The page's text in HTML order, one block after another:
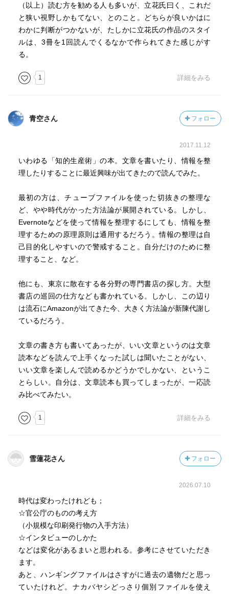
新しい仕事に取りかかる前に、心ゆくまで存分に準備でき
たということは一度もない。
いつも準備不足に心を残したまま、時間切れで、新しい仕
ところを学び直していくことになる。
しかし、準備とは本来そういうものかもしれない。
はない。
よしできたとしても、そのようなものは心がけるべきでは
準備に手間取り過ぎて、準備はできたが本番をやる気力も
時間もなくなっていたということになりかねないからだ。
きだなどという人がいるが、私は大反対である。
公営で無料の大食堂をあちこちに作って、そこを市民の食
生活の中心にすべきだなどというバカげた意見を
唱える人は共産圏でも少ないだろう。読書は精神的食事で
ある。
自分で読む本くらい自分で選んで、自分で買って、自分の
入門書は大切だから、予算があり、数もそんなに多くなけ
れば、
あるだけ全部の入門書を買ってしまうというのもよい。
い。
その際、なるべく、傾向の違うものを選ぶ。定評ある教科
書的な入門書を落とさないようにすると同時に、新しい意
欲的な入門書も落とさないようにする。
前者は版数の重ね方でそれと知れるだろうし、後者は、は
だろう。
著者の頭が悪いか、著者の説明の仕方が悪いのではないか
と疑ってみることが大事である。
入門書を一冊読み終えたら、ただちに中級書に進むような
乱暴なことをせずに、
別の入門書を手に取るべきである。
なるべく一冊目とはちがった角度から書かれた入門書が良
い。
同じ世界が視点を変えることによって、かくもちがって見
えるものかということがわかるだろう。
入門期に、別の見方をすればものが別様に見えるというこ
（以上）読む方を勧める人も多いが、立花氏曰く、これだ
と狭い視野しかもてない、とのこと。どちらが良いかはに
わかに判断がつかないが、たしかに立花氏の作品のスタイ
ルは、3冊を1回読んでくるなかで作られてきた感じがす
る。
1 詳細をみる
青空さん フォロー
2017.11.12
いわゆる「知的生産術」の本。文章を書いたり、情報を整
理したりすることに最近興味が出てきたので読んでみた。
最初の方は、チューブファイルを使った切抜きの整理な
ど、やや時代がかった方法論が展開されている。しかし、
Evernoteなどを使って情報を整理するにしても、情報を整
理するための原理原則は通用するだろう。情報の整理は自
己目的化しやすいので警戒すること。自分だけのために整
理すること、など。
他にも、東京に散在する各分野の専門書店の探し方。大型
書店の巡回の仕方なども書かれている。しかし、この辺り
は流石にAmazonが出てきた今、大きく方法論が新陳代謝し
ているだろう。
文章の書き方も書いてあったが、いい文章というのは文章
読本などを読んで上手くなった試しは聞いたことがない、
いい文章を楽しんで読めるかどうかでしかない、というこ
とらしい。自分は、文章読本も買ってしまったが、一応読
み比べてみたい。
1 詳細をみる
雪蓮花さん フォロー
2026.07.10
時代は変わったけれども；
☆官公庁のものの考え方
（小規模な印刷発行物の入手方法）
☆インタビューのしかた
などは変化があるまいと思われる。参考にさせていただき
ます。
あと、ハンギングファイルはさすがに過去の遺物だと思っ
ていたけれど。ナカバヤシどっさり個別ファイルを使え